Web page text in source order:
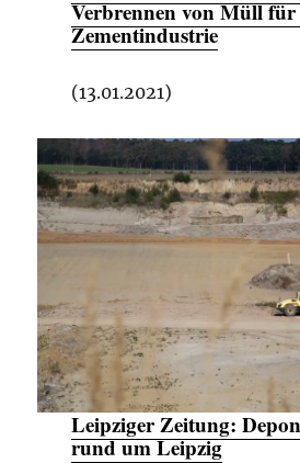
Verbrennen von Müll für
Zementindustrie
(13.01.2021)
Leipziger Zeitung:
rund um Leipzig